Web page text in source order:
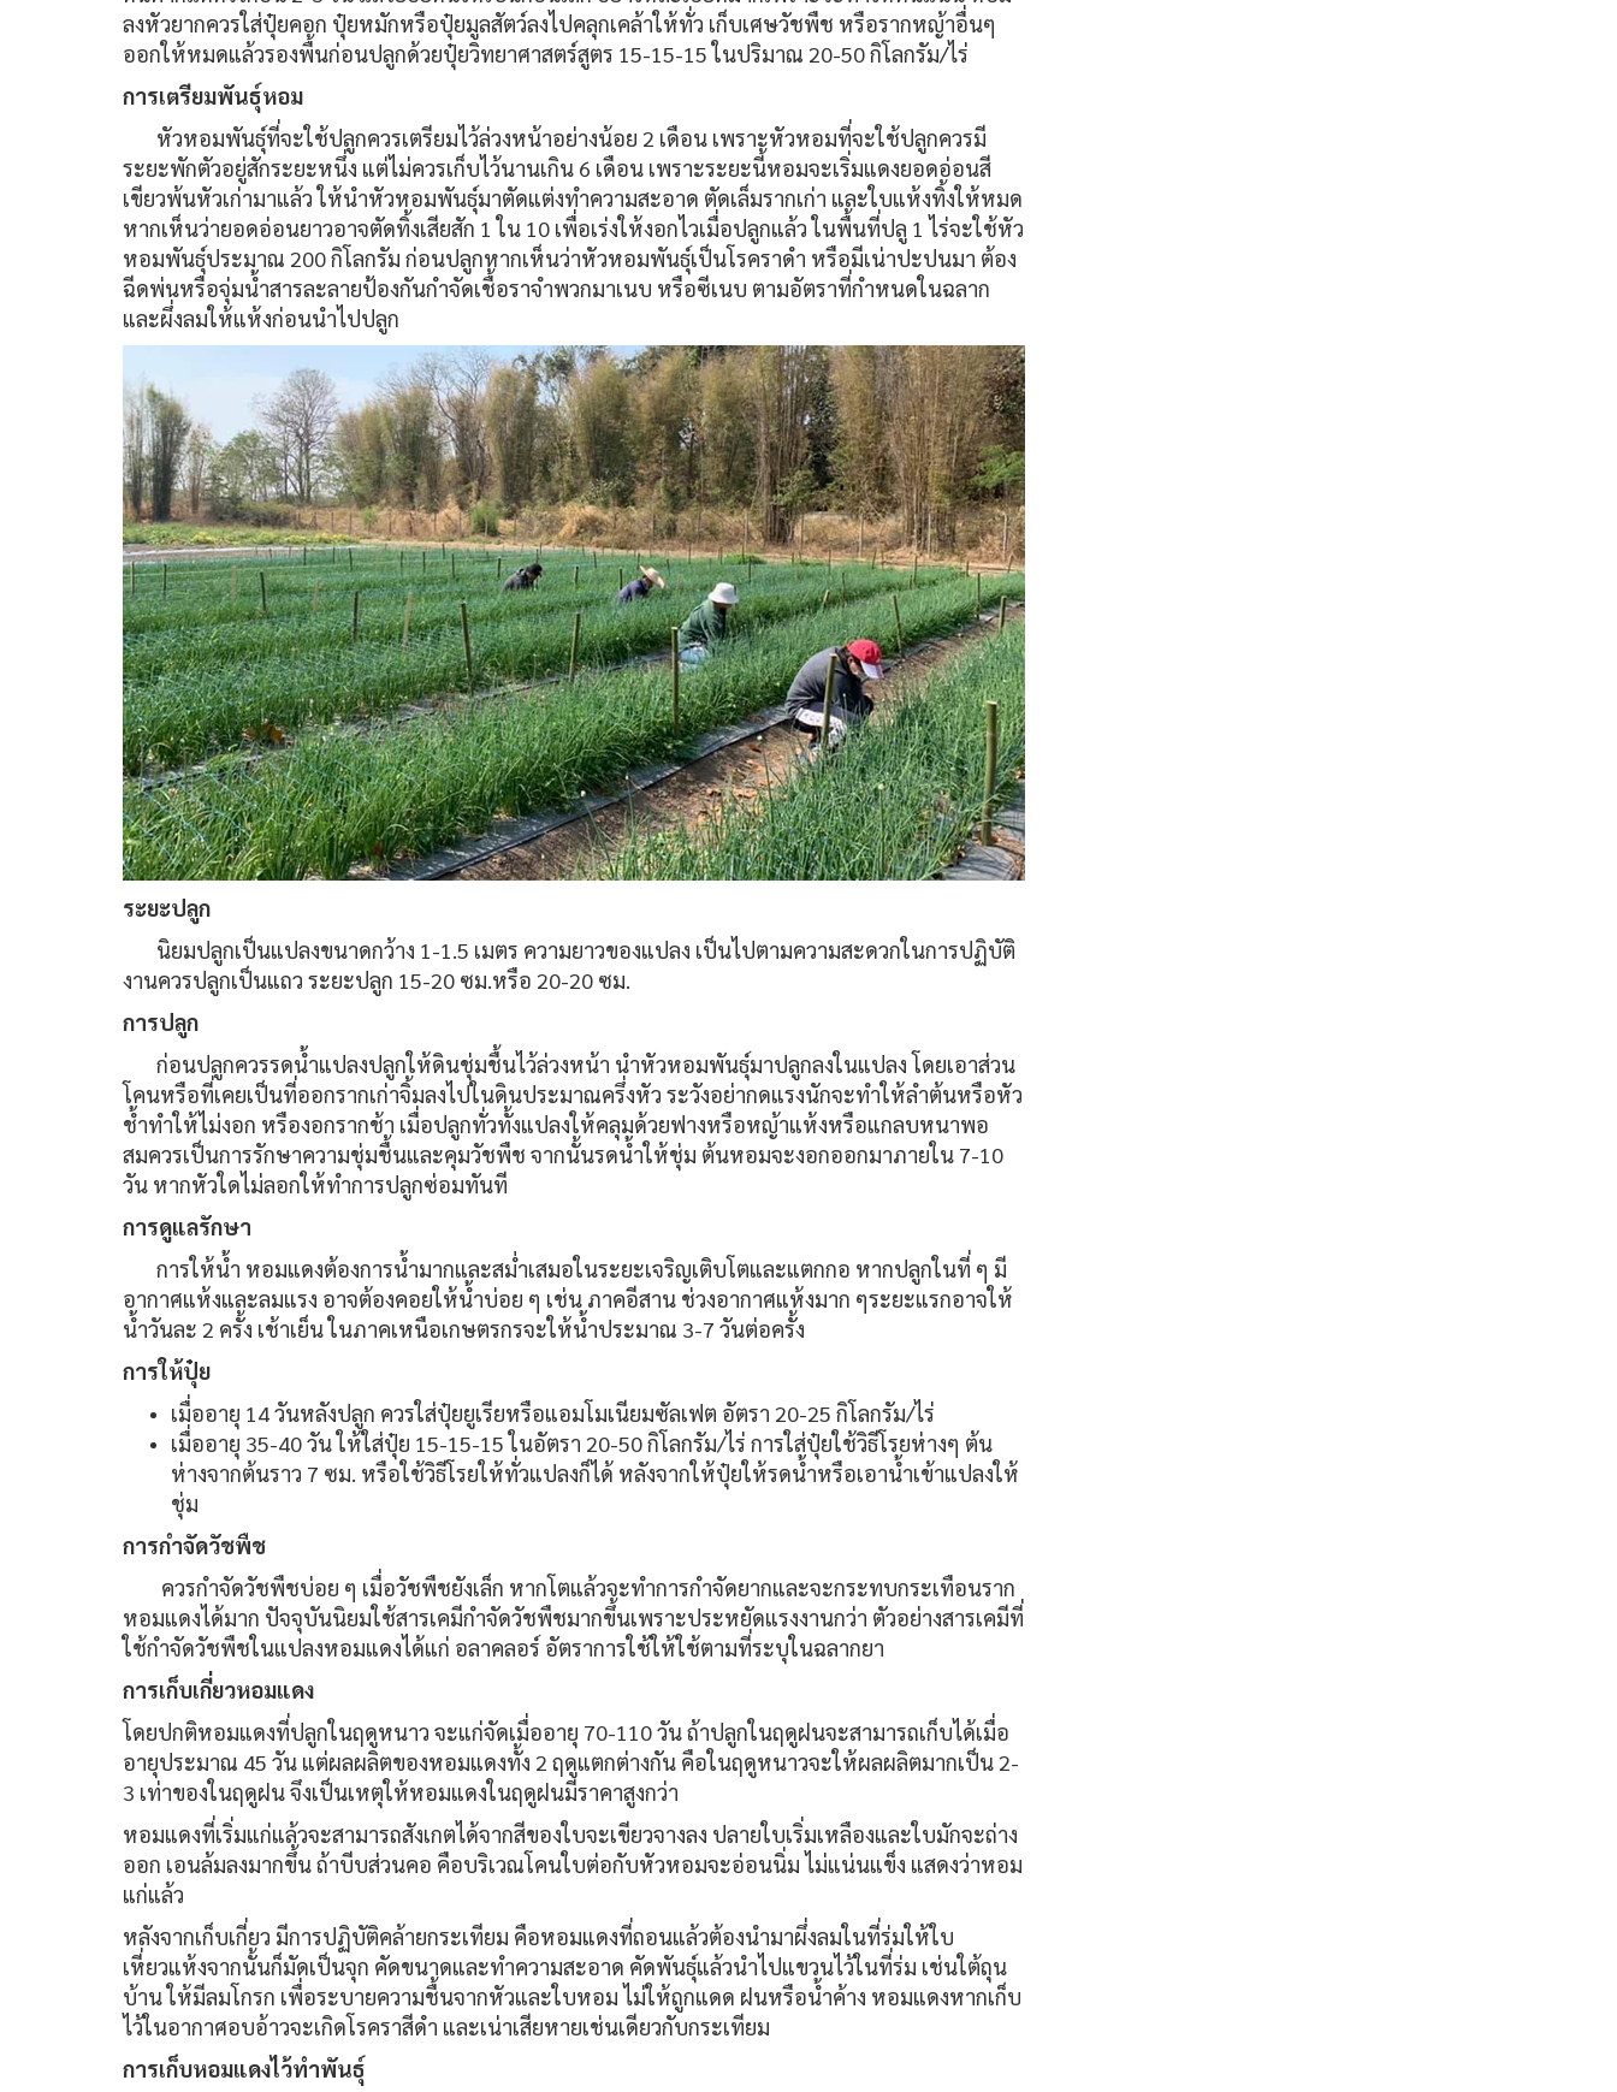
ลงหัวยากควรใส่ปุ๋ยคอก ปุ๋ยหมักหรือปุ๋ยมูลสัตว์ลงไปคลุกเคล้าให้ทั่ว เก็บเศษวัชพืช หรือรากหญ้าอื่นๆ
ออกให้หมดแล้วรองพื้นก่อนปลูกด้วยปุ๋ยวิทยาศาสตร์สูตร 15-15-15 ในปริมาณ 20-50 กิโลกรัม/ไร่
การเตรียมพันธุ์หอม
หัวหอมพันธุ์ที่จะใช้ปลูกควรเตรียมไว้ล่วงหน้าอย่างน้อย 2 เดือน เพราะหัวหอมที่จะใช้ปลูกควรมี
ระยะพักตัวอยู่สักระยะหนึ่ง แต่ไม่ควรเก็บไว้นานเกิน 6 เดือน เพราะระยะนี้หอมจะเริ่มแดงยอดอ่อนสี
เขียวพ้นหัวเก่ามาแล้ว ให้นำหัวหอมพันธุ์มาตัดแต่งทำความสะอาด ตัดเล็มรากเก่า และใบแห้งทิ้งให้หมด
หากเห็นว่ายอดอ่อนยาวอาจตัดทิ้งเสียสัก 1 ใน 10 เพื่อเร่งให้งอกไวเมื่อปลูกแล้ว ในพื้นที่ปลู 1 ไร่จะใช้หัว
หอมพันธุ์ประมาณ 200 กิโลกรัม ก่อนปลูกหากเห็นว่าหัวหอมพันธุ์เป็นโรคราดำ หรือมีเน่าปะปนมา ต้อง
ฉีดพ่นหรือจุ่มน้ำสารละลายป้องกันกำจัดเชื้อราจำพวกมาเนบ หรือซีเนบ ตามอัตราที่กำหนดในฉลาก
และผึ่งลมให้แห้งก่อนนำไปปลูก
ระยะปลูก
นิยมปลูกเป็นแปลงขนาดกว้าง 1-1.5 เมตร ความยาวของแปลง เป็นไปตามความสะดวกในการปฏิบัติ
งานควรปลูกเป็นแถว ระยะปลูก 15-20 ซม.หรือ 20-20 ซม.
การปลูก
ก่อนปลูกควรรดน้ำแปลงปลูกให้ดินชุ่มชื้นไว้ล่วงหน้า นำหัวหอมพันธุ์มาปลูกลงในแปลง โดยเอาส่วน
โคนหรือที่เคยเป็นที่ออกรากเก่าจิ้มลงไปในดินประมาณครึ่งหัว ระวังอย่ากดแรงนักจะทำให้ลำต้นหรือหัว
ช้ำทำให้ไม่งอก หรืองอกรากช้า เมื่อปลูกทั่วทั้งแปลงให้คลุมด้วยฟางหรือหญ้าแห้งหรือแกลบหนาพอ
สมควรเป็นการรักษาความชุ่มชื้นและคุมวัชพืช จากนั้นรดน้ำให้ชุ่ม ต้นหอมจะงอกออกมาภายใน 7-10
วัน หากหัวใดไม่ลอกให้ทำการปลูกซ่อมทันที
การดูแลรักษา
การให้น้ำ หอมแดงต้องการน้ำมากและสม่ำเสมอในระยะเจริญเติบโตและแตกกอ หากปลูกในที่ ๆ มี
อากาศแห้งและลมแรง อาจต้องคอยให้น้ำบ่อย ๆ เช่น ภาคอีสาน ช่วงอากาศแห้งมาก ๆระยะแรกอาจให้
น้ำวันละ 2 ครั้ง เช้าเย็น ในภาคเหนือเกษตรกรจะให้น้ำประมาณ 3-7 วันต่อครั้ง
การให้ปุ๋ย
เมื่ออายุ 14 วันหลังปลูก ควรใส่ปุ๋ยยูเรียหรือแอมโมเนียมซัลเฟต อัตรา 20-25 กิโลกรัม/ไร่
เมื่ออายุ 35-40 วัน ให้ใส่ปุ๋ย 15-15-15 ในอัตรา 20-50 กิโลกรัม/ไร่ การใส่ปุ๋ยใช้วิธีโรยห่างๆ ต้น
ห่างจากต้นราว 7 ซม. หรือใช้วิธีโรยให้ทั่วแปลงก็ได้ หลังจากให้ปุ๋ยให้รดน้ำหรือเอาน้ำเข้าแปลงให้
ชุ่ม
การกำจัดวัชพืช
ควรกำจัดวัชพืชบ่อย ๆ เมื่อวัชพืชยังเล็ก หากโตแล้วจะทำการกำจัดยากและจะกระทบกระเทือนราก
หอมแดงได้มาก ปัจจุบันนิยมใช้สารเคมีกำจัดวัชพืชมากขึ้นเพราะประหยัดแรงงานกว่า ตัวอย่างสารเคมีที่
ใช้กำจัดวัชพืชในแปลงหอมแดงได้แก่ อลาคลอร์ อัตราการใช้ให้ใช้ตามที่ระบุในฉลากยา
การเก็บเกี่ยวหอมแดง
โดยปกติหอมแดงที่ปลูกในฤดูหนาว จะแก่จัดเมื่ออายุ 70-110 วัน ถ้าปลูกในฤดูฝนจะสามารถเก็บได้เมื่อ
อายุประมาณ 45 วัน แต่ผลผลิตของหอมแดงทั้ง 2 ฤดูแตกต่างกัน คือในฤดูหนาวจะให้ผลผลิตมากเป็น 2-
3 เท่าของในฤดูฝน จึงเป็นเหตุให้หอมแดงในฤดูฝนมีราคาสูงกว่า
หอมแดงที่เริ่มแก่แล้วจะสามารถสังเกตได้จากสีของใบจะเขียวจางลง ปลายใบเริ่มเหลืองและใบมักจะถ่าง
ออก เอนล้มลงมากขึ้น ถ้าบีบส่วนคอ คือบริเวณโคนใบต่อกับหัวหอมจะอ่อนนิ่ม ไม่แน่นแข็ง แสดงว่าหอม
แก่แล้ว
หลังจากเก็บเกี่ยว มีการปฏิบัติคล้ายกระเทียม คือหอมแดงที่ถอนแล้วต้องนำมาผึ่งลมในที่ร่มให้ใบ
เหี่ยวแห้งจากนั้นก็มัดเป็นจุก คัดขนาดและทำความสะอาด คัดพันธุ์แล้วนำไปแขวนไว้ในที่ร่ม เช่นใต้ถุน
บ้าน ให้มีลมโกรก เพื่อระบายความชื้นจากหัวและใบหอม ไม่ให้ถูกแดด ฝนหรือน้ำค้าง หอมแดงหากเก็บ
ไว้ในอากาศอบอ้าวจะเกิดโรคราสีดำ และเน่าเสียหายเช่นเดียวกับกระเทียม
การเก็บหอมแดงไว้ทำพันธุ์